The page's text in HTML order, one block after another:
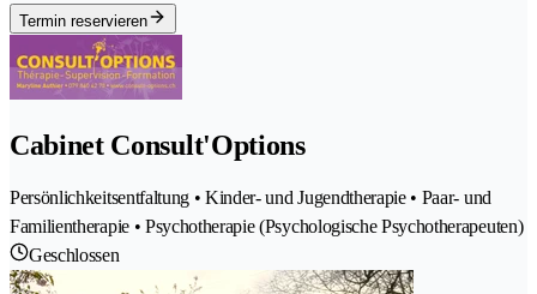
Termin reservieren
Cabinet Consult'Options
Persönlichkeitsentfaltung • Kinder- und Jugendtherapie • Paar- und
Familientherapie • Psychotherapie (Psychologische Psychotherapeuten)
Geschlossen